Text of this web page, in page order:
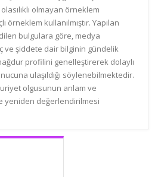
olmayan örneklem
kullanılmıştır. Yapılan
bulgulara göre, medya
ve şiddete dair bilginin gündelik
profilini genelleştirerek dolaylı
ulaşıldığı söylenebilmektedir.
olgusunun anlam ve
yeniden değerlendirilmesi